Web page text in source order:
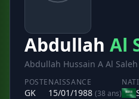
Abdullah Al
Abdullah Hussain A Al Saleh
POSTE
GK
NAISSANCE
15/01/1988 (38 ans)